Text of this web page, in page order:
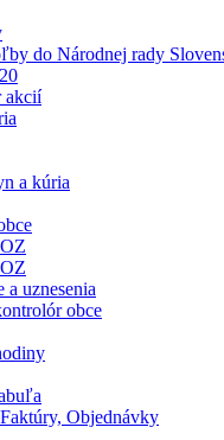
do Národnej rady
akcií
a kúria
a uznesenia
obce
Objednávky